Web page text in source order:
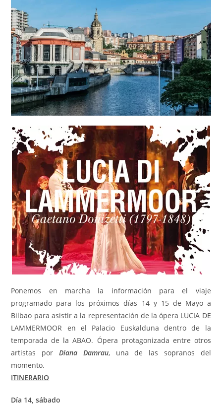
Ponemos en marcha la información para el viaje
programado para los próximos días 14 y 15 de Mayo a
Bilbao para asistir a la representación de la ópera LUCIA DE
LAMMERMOOR en el Palacio Euskalduna dentro de la
temporada de la ABAO. Ópera protagonizada entre otros
artistas por Diana Damrau, una de las sopranos del
momento.
ITINERARIO
Día 14, sábado